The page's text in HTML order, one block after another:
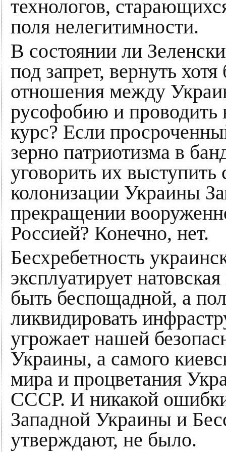
технологов,
поля нелегитимности.
В состоянии ли
под запрет, вернуть
отношения между
русофобию и проводить
курс? Если
зерно патриотизма в
уговорить их выступить
колонизации Украины
прекращении
Россией? Конечно, нет.
Бесхребетность
эксплуатирует
быть беспощадной, а
ликвидировать
угрожает нашей
Украины, а самого
мира и процветания
СССР. И никакой
Западной Украины и
утверждают, не было.